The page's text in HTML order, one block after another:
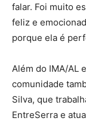
falar. Foi muito
feliz e
porque ela é
Além do IMA/AL
comunidade
Silva, que
EntreSerra e